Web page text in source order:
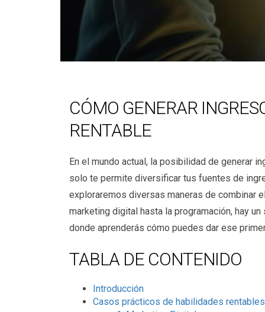
CÓMO GENERAR
RENTABLE
En el mundo actual, la posibilidad de generar
solo te permite diversificar tus fuentes de
exploraremos diversas maneras de combinar
marketing digital hasta la programación, hay
donde aprenderás cómo puedes dar ese
TABLA DE CONTENIDO
Introducción
Casos prácticos de habilidades rentables